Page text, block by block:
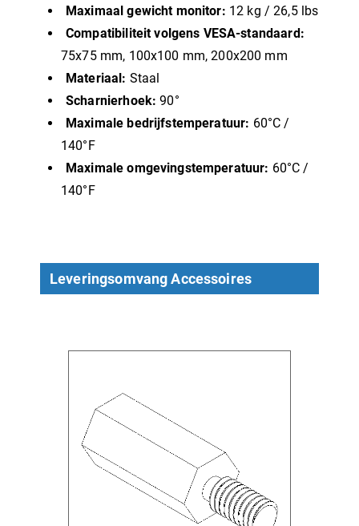
Maximaal gewicht monitor: 12 kg / 26,5 lbs
Compatibiliteit volgens VESA-standaard:
75x75 mm, 100x100 mm, 200x200 mm
Materiaal: Staal
Scharnierhoek: 90°
Maximale bedrijfstemperatuur: 60°C /
140°F
Maximale omgevingstemperatuur: 60°C /
140°F
Leveringsomvang Accessoires